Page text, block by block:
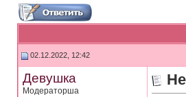
02.12.2022, 12:42
Девушка
Модераторша